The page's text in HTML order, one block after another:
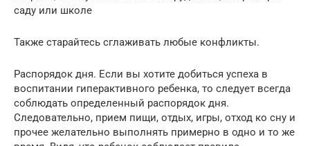
саду или школе
Также старайтесь сглаживать любые конфликты.
Распорядок дня. Если вы хотите добиться успеха в
воспитании гиперактивного ребенка, то следует всегда
соблюдать определенный распорядок дня.
Следовательно, прием пищи, отдых, игры, отход ко сну и
прочее желательно выполнять примерно в одно и то же